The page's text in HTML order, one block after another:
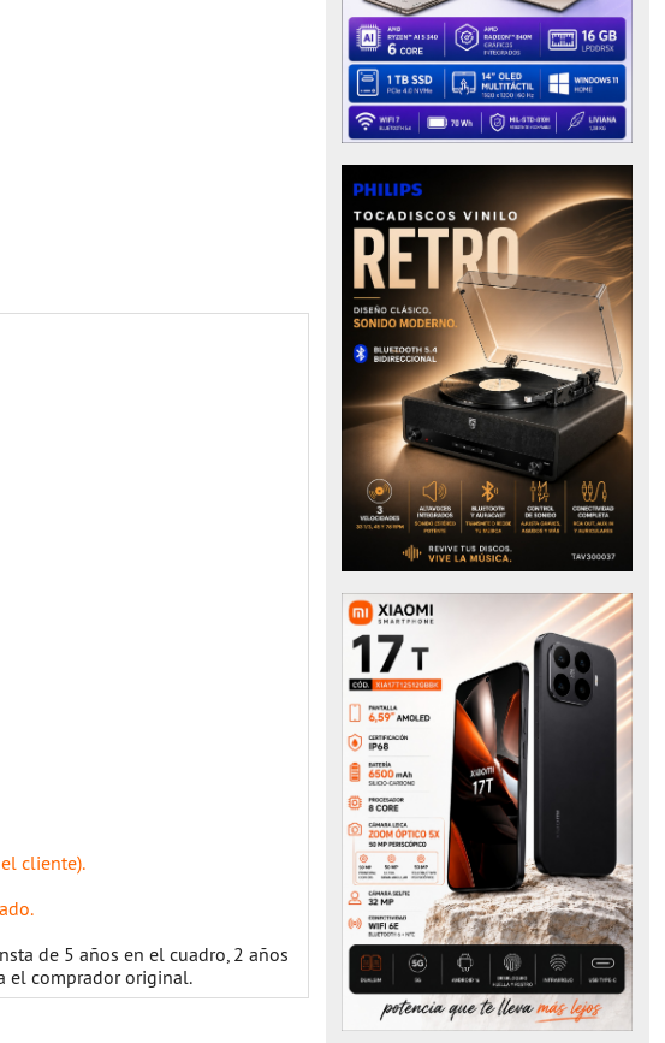
cliente).
de 5 años en el cuadro, 2 años
el comprador original.